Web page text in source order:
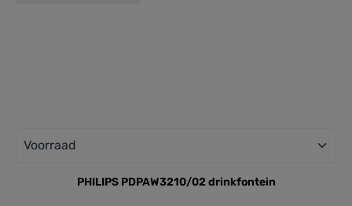
PHILIPS PDPAW3210/02 drinkfontein